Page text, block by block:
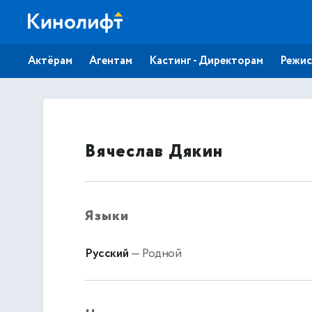
Актёрам Агентам Кастинг - Директорам
Вячеслав Дякин
Языки
Русский — Родной